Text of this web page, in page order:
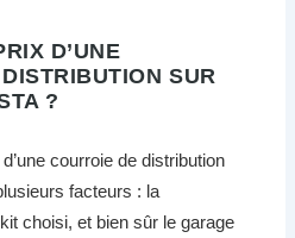
D’UNE
SUR
?
courroie de distribution
facteurs : la
choisi, et bien sûr le garage